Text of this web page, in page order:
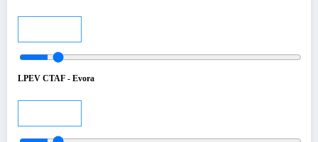
LPEV CTAF - Evora